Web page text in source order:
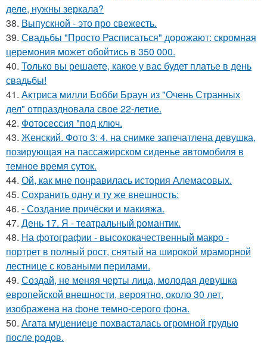
деле, нужны зеркала?
38. Выпускной - это про свежесть.
39. Свадьбы "Просто Расписаться" дорожают: скромная
церемония может обойтись в 350 000.
40. Только вы решаете, какое у вас будет платье в день
свадьбы!
41. Актриса милли Бобби Браун из "Очень Странных
дел" отпраздновала свое 22-летие.
42. Фотосессия "под ключ.
43. Женский. Фото 3: 4. на снимке запечатлена девушка,
позирующая на пассажирском сиденье автомобиля в
темное время суток.
44. Ой, как мне понравилась история Алемасовых.
45. Сохранить одну и ту же внешность:
46. - Создание причёски и макияжа.
47. День 17. Я - театральный романтик.
48. На фотографии - высококачественный макро -
портрет в полный рост, снятый на широкой мраморной
лестнице с коваными перилами.
49. Создай, не меняя черты лица, молодая девушка
европейской внешности, вероятно, около 30 лет,
изображена на фоне темно-серого фона.
50. Агата муцениеце похвасталась огромной грудью
после родов.